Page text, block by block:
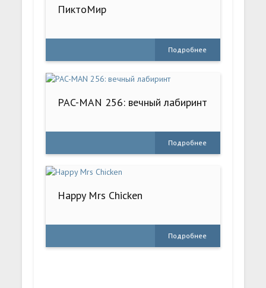
ПиктоМир
Подробнее
PAC-MAN 256: вечный лабиринт
Подробнее
Happy Mrs Chicken
Подробнее